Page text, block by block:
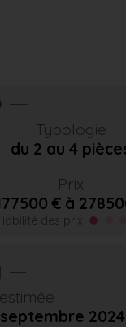
Typologie
du 2 au 4
Prix
€ à
des prix
2024